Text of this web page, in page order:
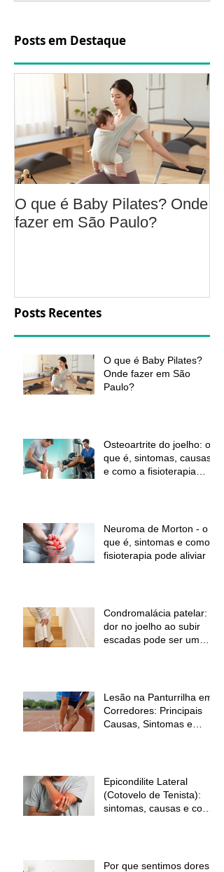
Posts em Destaque
O que é Baby Pilates? Onde
fazer em São Paulo?
Posts Recentes
O que é Baby Pilates?
Onde fazer em São
Paulo?
Osteoartrite do joelho: o
que é, sintomas, causas
e como a fisioterapia
Neuroma de Morton - o
que é, sintomas e como a
fisioterapia pode aliviar a
Condromalácia patelar:
dor no joelho ao subir
escadas pode ser um
Lesão na Panturrilha em
Corredores: Principais
Causas, Sintomas e
Epicondilite Lateral
(Cotovelo de Tenista):
sintomas, causas e como
Por que sentimos dores